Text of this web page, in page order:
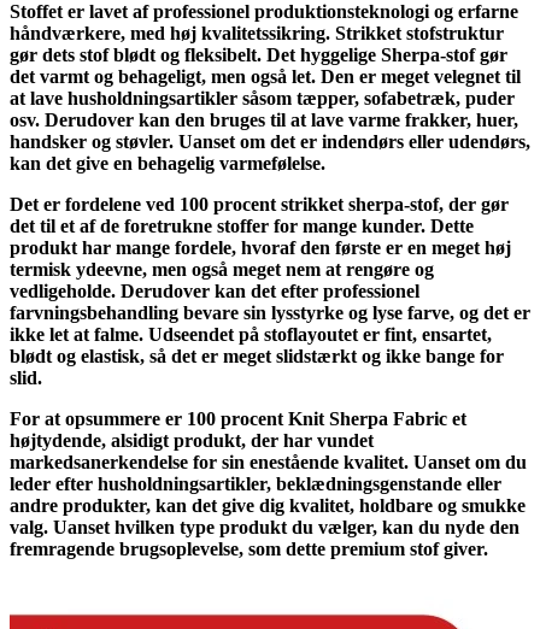
Stoffet er lavet af professionel produktionsteknologi og erfarne
håndværkere, med høj kvalitetssikring. Strikket stofstruktur
gør dets stof blødt og fleksibelt. Det hyggelige Sherpa-stof gør
det varmt og behageligt, men også let. Den er meget velegnet til
at lave husholdningsartikler såsom tæpper, sofabetræk, puder
osv. Derudover kan den bruges til at lave varme frakker, huer,
handsker og støvler. Uanset om det er indendørs eller udendørs,
kan det give en behagelig varmefølelse.
Det er fordelene ved 100 procent strikket sherpa-stof, der gør
det til et af de foretrukne stoffer for mange kunder. Dette
produkt har mange fordele, hvoraf den første er en meget høj
termisk ydeevne, men også meget nem at rengøre og
vedligeholde. Derudover kan det efter professionel
farvningsbehandling bevare sin lysstyrke og lyse farve, og det er
ikke let at falme. Udseendet på stoflayoutet er fint, ensartet,
blødt og elastisk, så det er meget slidstærkt og ikke bange for
slid.
For at opsummere er 100 procent Knit Sherpa Fabric et
højtydende, alsidigt produkt, der har vundet
markedsanerkendelse for sin enestående kvalitet. Uanset om du
leder efter husholdningsartikler, beklædningsgenstande eller
andre produkter, kan det give dig kvalitet, holdbare og smukke
valg. Uanset hvilken type produkt du vælger, kan du nyde den
fremragende brugsoplevelse, som dette premium stof giver.